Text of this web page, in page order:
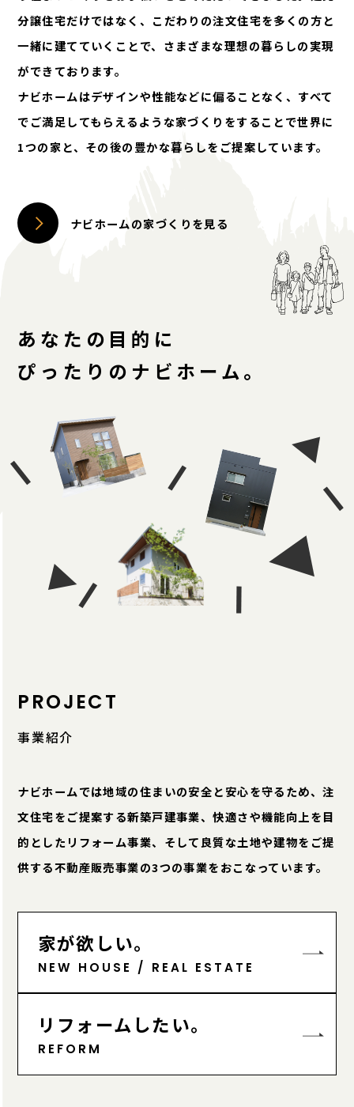
分譲住宅だけではなく、こだわりの注文住宅を多くの方と
一緒に建てていくことで、さまざまな理想の暮らしの実現
ができております。
ナビホームはデザインや性能などに偏ることなく、すべて
でご満足してもらえるような家づくりをすることで世界に
1つの家と、その後の豊かな暮らしをご提案しています。
ナビホームの家づくりを見る
あなたの目的に
ぴったりのナビホーム。
PROJECT
事業紹介
ナビホームでは地域の住まいの安全と安心を守るため、注
文住宅をご提案する新築戸建事業、快適さや機能向上を目
的としたリフォーム事業、そして良質な土地や建物をご提
供する不動産販売事業の3つの事業をおこなっています。
家が欲しい。
NEW HOUSE / REAL ESTATE
リフォームしたい。
REFORM